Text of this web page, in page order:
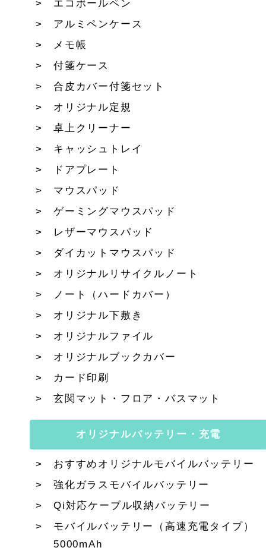
エコボールペン
アルミペンケース
メモ帳
付箋ケース
合皮カバー付箋セット
オリジナル定規
卓上クリーナー
キャッシュトレイ
ドアプレート
マウスパッド
ゲーミングマウスパッド
レザーマウスパッド
ダイカットマウスパッド
オリジナルリサイクルノート
ノート（ハードカバー）
オリジナル下敷き
オリジナルファイル
オリジナルブックカバー
カード印刷
玄関マット・フロア・バスマット
オリジナルバッテリー・充電
おすすめオリジナルモバイルバッテリー
強化ガラスモバイルバッテリー
Qi対応ケーブル収納バッテリー
モバイルバッテリー（高速充電タイプ）
5000mAh